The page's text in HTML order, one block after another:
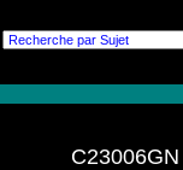
C23006GN